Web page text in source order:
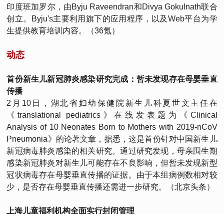
印度班加罗尔，由Byju Raveendran和Divya Gokulnath联合
创立。Byju's主要利用旗下的应用程序，以及Web平台为学
生提供教育培训内容。（36氪）
动态
首份新生儿新冠肺炎感染研究完成：暂未发现存在母婴垂直
传播
2月10日，湖北省妇幼保健院新生儿科夏世文主任在
《translational pediatrics》在线发表题为《Clinical
Analysis of 10 Neonates Born to Mothers with 2019-nCoV
Pneumonia》的论著文章，据悉，这是首份针对中国新生儿
新冠病毒肺炎感染的相关研究。通过研究发现，母亲围生期
感染新冠肺炎对新生儿可能存在不良影响，但暂未发现新型
冠状病毒存在母婴垂直传播的证据。由于本组病例数相对较
少，是否存在母婴垂直传播还需进一步研究。（北京头条）
上海儿童福利机构全面实行封闭管理